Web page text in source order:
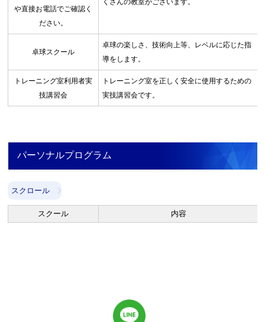
や直接お電話でご確認く
ださい。
くさんの教室がございます。
卓球スクール
卓球の楽しさ、技術向上等、レベルに応じた指
導をします。
トレーニング室利用者実
技講習会
トレーニング室を正しく安全に使用するための
実技講習会です。
パーソナルプログラム
スクロール
スクール 内容